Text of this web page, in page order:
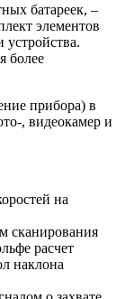
батареек, –
элементов
устройства.
более
прибора) в
, видеокамер и
на
сканирования
расчет
наклона